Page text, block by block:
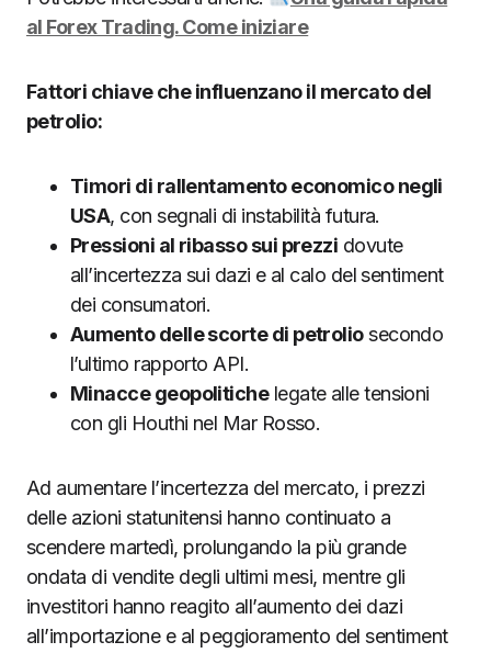
al Forex Trading. Come iniziare
Fattori chiave che influenzano il mercato del
petrolio:
Timori di rallentamento economico negli
USA, con segnali di instabilità futura.
Pressioni al ribasso sui prezzi dovute
all’incertezza sui dazi e al calo del sentiment
dei consumatori.
Aumento delle scorte di petroliosecondo
l’ultimo rapporto API.
Minacce geopolitichelegate alle tensioni
con gli Houthi nel Mar Rosso.
Ad aumentare l’incertezza del mercato, i prezzi
delle azioni statunitensi hanno continuato a
scendere martedì, prolungando la più grande
ondata di vendite degli ultimi mesi, mentre gli
investitori hanno reagito all’aumento dei dazi
all’importazione e al peggioramento del sentiment